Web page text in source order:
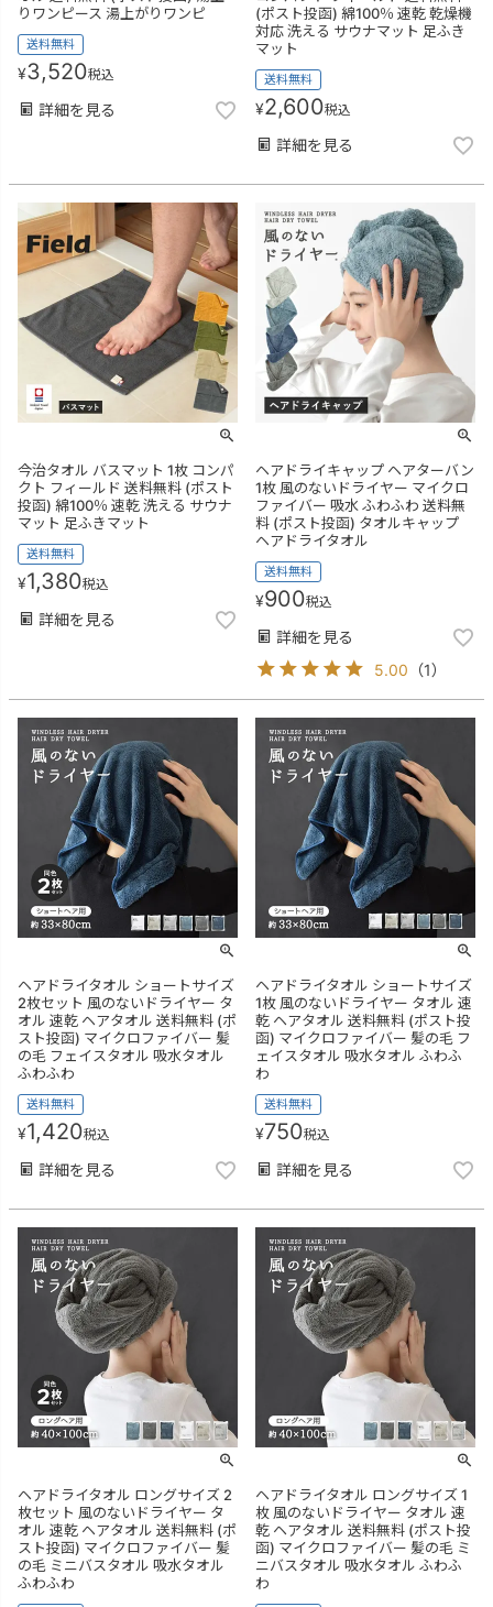
りワンピース 湯上がりワンピ
送料無料
¥3,520税込
詳細を見る
(ポスト投函) 綿100％ 速乾 乾燥機
対応 洗える サウナマット 足ふき
マット
送料無料
¥2,600税込
詳細を見る
今治タオル バスマット 1枚 コンパ
クト フィールド 送料無料 (ポスト
投函) 綿100％ 速乾 洗える サウナ
マット 足ふきマット
送料無料
¥1,380税込
詳細を見る
ヘアドライキャップ ヘアターバン
1枚 風のないドライヤー マイクロ
ファイバー 吸水 ふわふわ 送料無
料 (ポスト投函) タオルキャップ
ヘアドライタオル
送料無料
¥900税込
詳細を見る
5.00 （1）
ヘアドライタオル ショートサイズ
2枚セット 風のないドライヤー タ
オル 速乾 ヘアタオル 送料無料 (ポ
スト投函) マイクロファイバー 髪
の毛 フェイスタオル 吸水タオル
ふわふわ
送料無料
¥1,420税込
詳細を見る
ヘアドライタオル ショートサイズ
1枚 風のないドライヤー タオル 速
乾 ヘアタオル 送料無料 (ポスト投
函) マイクロファイバー 髪の毛 フ
ェイスタオル 吸水タオル ふわふ
わ
送料無料
¥750税込
詳細を見る
ヘアドライタオル ロングサイズ 2
枚セット 風のないドライヤー タ
オル 速乾 ヘアタオル 送料無料 (ポ
スト投函) マイクロファイバー 髪
の毛 ミニバスタオル 吸水タオル
ふわふわ
ヘアドライタオル ロングサイズ 1
枚 風のないドライヤー タオル 速
乾 ヘアタオル 送料無料 (ポスト投
函) マイクロファイバー 髪の毛 ミ
ニバスタオル 吸水タオル ふわふ
わ